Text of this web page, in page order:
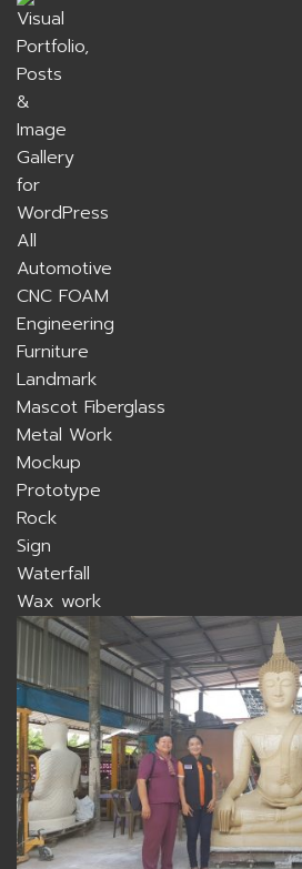
All
Automotive
CNC FOAM
Engineering
Furniture
Landmark
Mascot Fiberglass
Metal Work
Mockup
Prototype
Rock
Sign
Waterfall
Wax work